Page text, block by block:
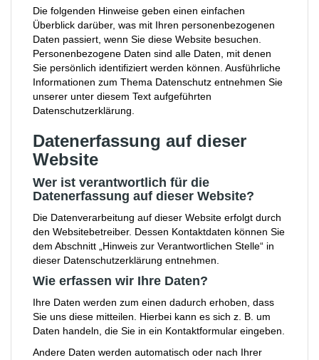
Die folgenden Hinweise geben einen einfachen
Überblick darüber, was mit Ihren personenbezogenen
Daten passiert, wenn Sie diese Website besuchen.
Personenbezogene Daten sind alle Daten, mit denen
Sie persönlich identifiziert werden können. Ausführliche
Informationen zum Thema Datenschutz entnehmen Sie
unserer unter diesem Text aufgeführten
Datenschutzerklärung.
Datenerfassung auf dieser
Website
Wer ist verantwortlich für die
Datenerfassung auf dieser Website?
Die Datenverarbeitung auf dieser Website erfolgt durch
den Websitebetreiber. Dessen Kontaktdaten können Sie
dem Abschnitt „Hinweis zur Verantwortlichen Stelle“ in
dieser Datenschutzerklärung entnehmen.
Wie erfassen wir Ihre Daten?
Ihre Daten werden zum einen dadurch erhoben, dass
Sie uns diese mitteilen. Hierbei kann es sich z. B. um
Daten handeln, die Sie in ein Kontaktformular eingeben.
Andere Daten werden automatisch oder nach Ihrer